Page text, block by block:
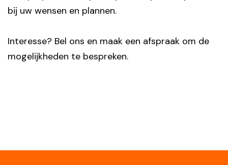
bij uw wensen en plannen.
Interesse? Bel ons en maak een afspraak om de
mogelijkheden te bespreken.